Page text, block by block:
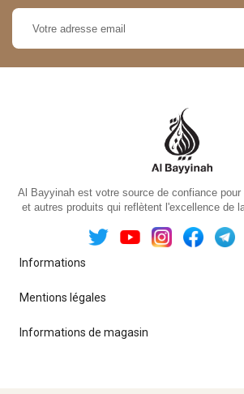
Al Bayyinah est votre source de confiance
et autres produits qui reflètent l'excellence de
Informations
Mentions légales
Informations de magasin